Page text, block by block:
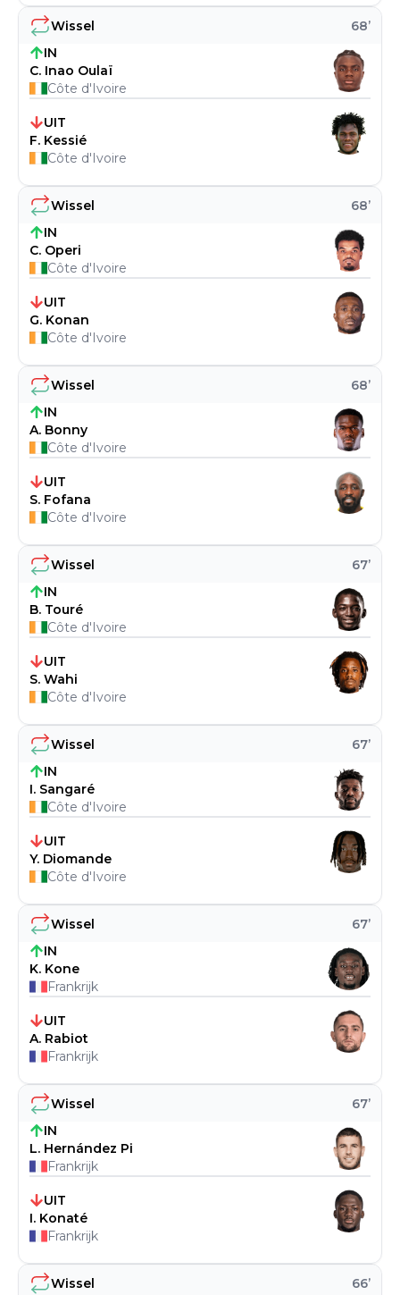
Wissel 66’
Wissel 67’
IN
L. Hernández Pi
Frankrijk
UIT
I. Konaté
Frankrijk
Wissel 67’
IN
K. Kone
Frankrijk
UIT
A. Rabiot
Frankrijk
Wissel 67’
IN
I. Sangaré
Côte d'Ivoire
UIT
Y. Diomande
Côte d'Ivoire
Wissel 67’
IN
B. Touré
Côte d'Ivoire
UIT
S. Wahi
Côte d'Ivoire
Wissel 68’
IN
A. Bonny
Côte d'Ivoire
UIT
S. Fofana
Côte d'Ivoire
Wissel 68’
IN
C. Operi
Côte d'Ivoire
UIT
G. Konan
Côte d'Ivoire
Wissel 68’
IN
C. Inao Oulaï
Côte d'Ivoire
UIT
F. Kessié
Côte d'Ivoire